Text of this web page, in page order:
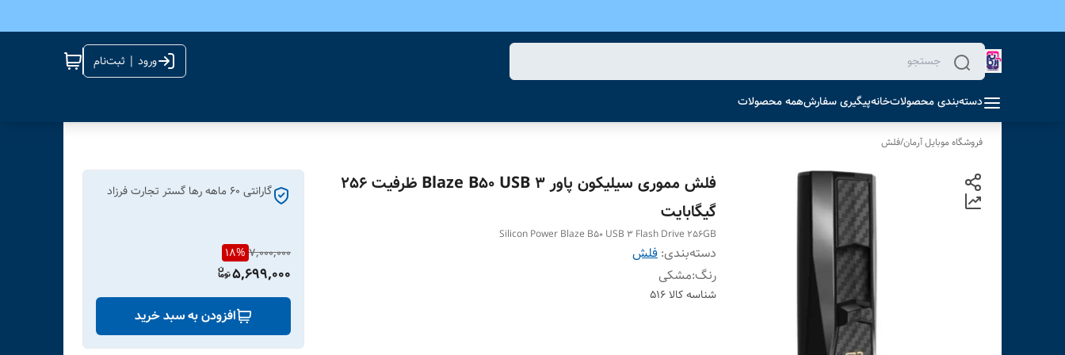
ورود | ثبت‌نام
دسته‌بندی محصولاتخانهپیگیری سفارشهمه محصولات
فروشگاه موبایل آرمان/فلش
فلش مموری سیلیکون پاور Blaze B50 USB 3 ظرفیت 256
گیگابایت
Silicon Power Blaze B50 USB 3 Flash Drive 256GB
دسته‌بندی: فلش
رنگ:مشکی
شناسه کالا516
گارانتی 60 ماهه رها گستر تجارت فرزاد
7,000,000
18%
5,699,000
افزودن به سبد خرید